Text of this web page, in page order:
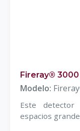
Fireray® 3000
Modelo:
Este
espacios